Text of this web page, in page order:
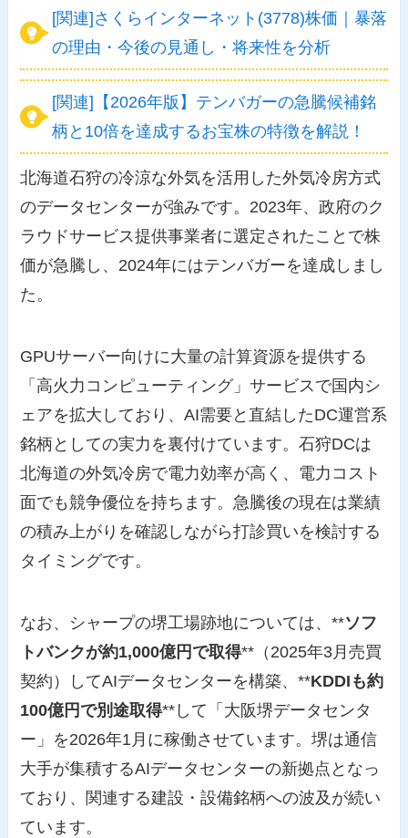
[関連]さくらインターネット(3778)株価｜暴落
の理由・今後の見通し・将来性を分析
[関連]【2026年版】テンバガーの急騰候補銘
柄と10倍を達成するお宝株の特徴を解説！
北海道石狩の冷涼な外気を活用した外気冷房方式
のデータセンターが強みです。2023年、政府のク
ラウドサービス提供事業者に選定されたことで株
価が急騰し、2024年にはテンバガーを達成しまし
た。
GPUサーバー向けに大量の計算資源を提供する
「高火力コンピューティング」サービスで国内シ
ェアを拡大しており、AI需要と直結したDC運営系
銘柄としての実力を裏付けています。石狩DCは
北海道の外気冷房で電力効率が高く、電力コスト
面でも競争優位を持ちます。急騰後の現在は業績
の積み上がりを確認しながら打診買いを検討する
タイミングです。
なお、シャープの堺工場跡地については、**ソフ
トバンクが約1,000億円で取得**（2025年3月売買
契約）してAIデータセンターを構築、**KDDIも約
100億円で別途取得**して「大阪堺データセンタ
ー」を2026年1月に稼働させています。堺は通信
大手が集積するAIデータセンターの新拠点となっ
ており、関連する建設・設備銘柄への波及が続い
ています。